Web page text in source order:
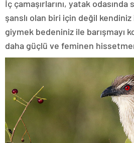
İç çamaşırlarını, yatak
şanslı olan biri için değil kendiniz
giymek bedeniniz ile barışmayı
daha güçlü ve feminen